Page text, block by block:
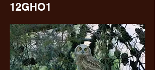
12GHO1